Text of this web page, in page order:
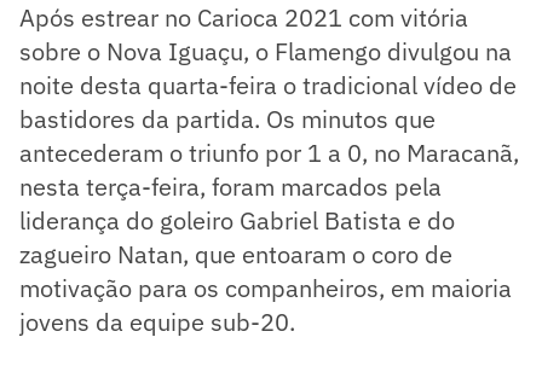
Após estrear no Carioca 2021 com vitória
sobre o Nova Iguaçu, o Flamengo divulgou na
noite desta quarta-feira o tradicional vídeo de
bastidores da partida. Os minutos que
antecederam o triunfo por 1 a 0, no Maracanã,
nesta terça-feira, foram marcados pela
liderança do goleiro Gabriel Batista e do
zagueiro Natan, que entoaram o coro de
motivação para os companheiros, em maioria
jovens da equipe sub-20.